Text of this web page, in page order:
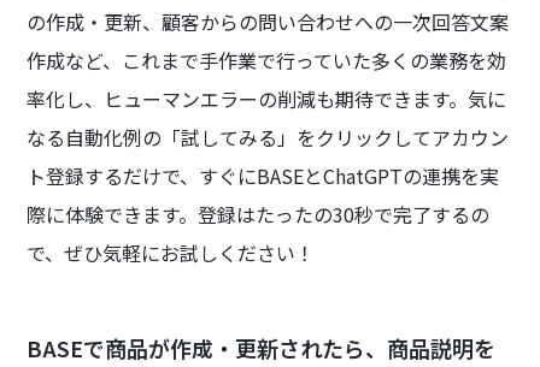
の作成・更新、顧客からの問い合わせへの一次回答文案
作成など、これまで手作業で行っていた多くの業務を効
率化し、ヒューマンエラーの削減も期待できます。気に
なる自動化例の「試してみる」をクリックしてアカウン
ト登録するだけで、すぐにBASEとChatGPTの連携を実
際に体験できます。登録はたったの30秒で完了するの
で、ぜひ気軽にお試しください！
BASEで商品が作成・更新されたら、商品説明を